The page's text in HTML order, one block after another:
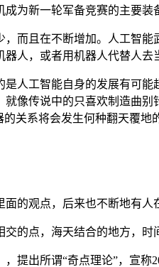
为新一轮军备竞赛的主要装
而且在不断增加。人工智
人，或者用机器人代替人
人工智能自身的发展有可
像传说中的只喜欢制造曲
关系将会发生何种翻天覆地
的观点，后来也不断地有人
的点，海天结合的地方，
，提出所谓“奇点理论”，宣称